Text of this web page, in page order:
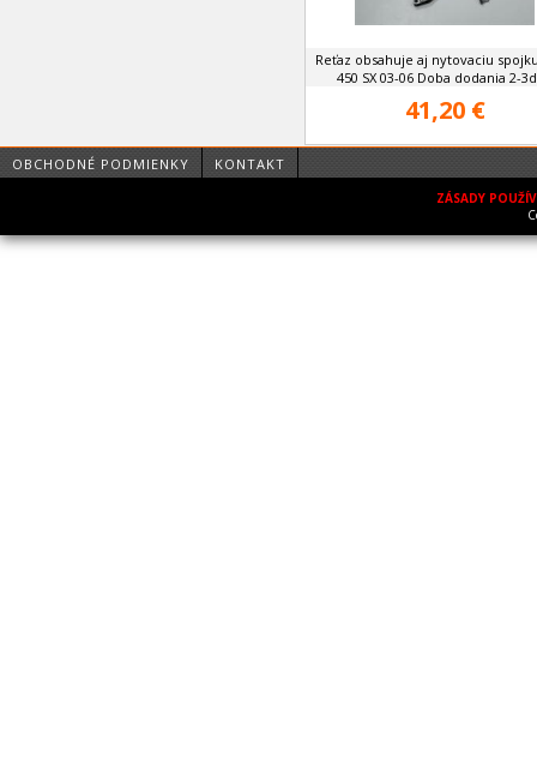
Reťaz obsahuje aj nytovaciu
450 SX 03-06 Doba dodania 2-
41,20 €
OBCHODNÉ PODMIENKY KONTAKT
ZÁSADY